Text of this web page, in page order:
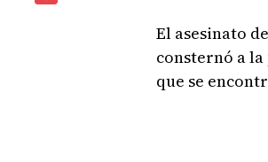
El asesinato
consternó a
que se